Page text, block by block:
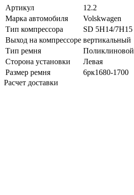
Артикул
12.2
Марка автомобиля
Volskwagen
Тип компрессора
SD 5H14/7H15
Выход на компрессоре вертикальный
Тип ремня
Поликлиновой
Сторона установки
Левая
Размер ремня
6рк1680-1700
Расчет доставки